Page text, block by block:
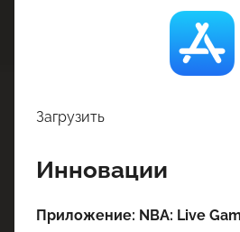
Загрузить
Инновации
Приложение: NBA: Live